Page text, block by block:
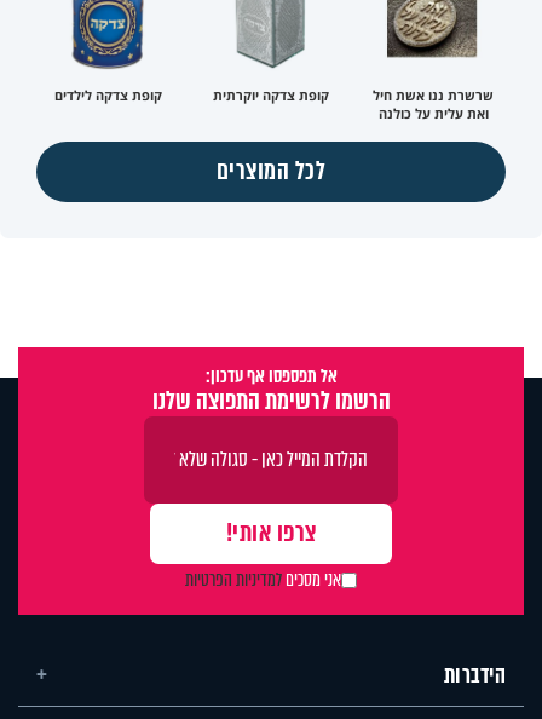
שרשרת ננו אשת חיל
ואת עלית על כולנה
קופת צדקה יוקרתית קופת צדקה לילדים
לכל המוצרים
אל תפספסו אף עדכון:
הרשמו לרשימת התפוצה שלנו
אני מסכיםלמדיניות הפרטיות
הידברות